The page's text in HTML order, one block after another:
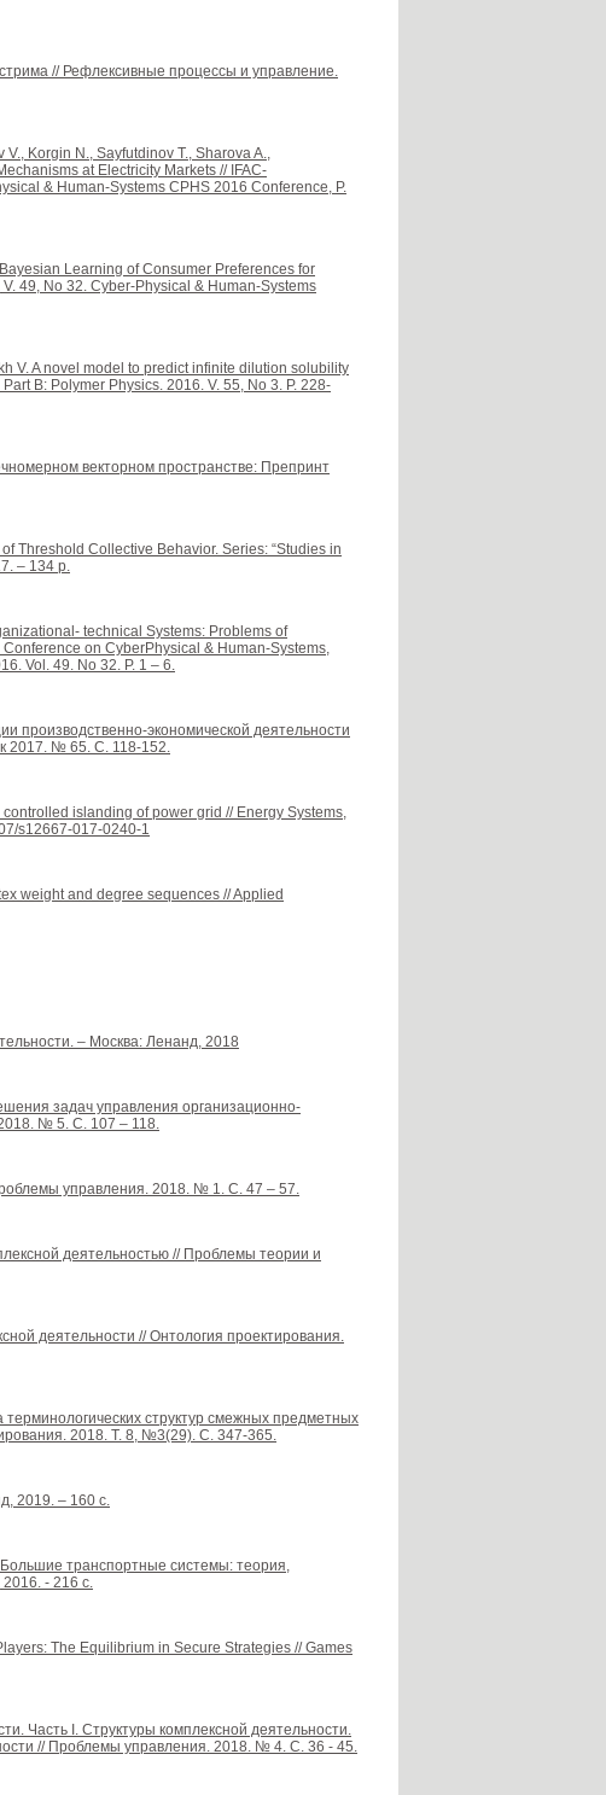
// Рефлексивные процессы и управление.
Korgin N., Sayfutdinov T., Sharova A.,
at Electricity Markets // IFAC-
& Human-Systems CPHS 2016 Conference, P.
Learning of Consumer Preferences for
49, No 32. Cyber-Physical & Human-Systems
V. A novel model to predict infinite dilution solubility
B: Polymer Physics. 2016. V. 55, No 3. P. 228-
векторном пространстве: Препринт
Threshold Collective Behavior. Series: “Studies in
– 134 p.
technical Systems: Problems of
on CyberPhysical & Human-Systems,
Vol. 49. No 32. P. 1 – 6.
производственно-экономической деятельности
2017. № 65. С. 118-152.
islanding of power grid // Energy Systems,
s12667-017-0240-1
weight and degree sequences // Applied
– Москва: Ленанд, 2018
задач управления организационно-
№ 5. С. 107 – 118.
управления. 2018. № 1. С. 47 – 57.
деятельностью // Проблемы теории и
деятельности // Онтология проектирования.
структур смежных предметных
2018. Т. 8, №3(29). С. 347-365.
2019. – 160 с.
транспортные системы: теория,
- 216 с.
The Equilibrium in Secure Strategies // Games
Часть I. Структуры комплексной деятельности.
// Проблемы управления. 2018. № 4. С. 36 - 45.